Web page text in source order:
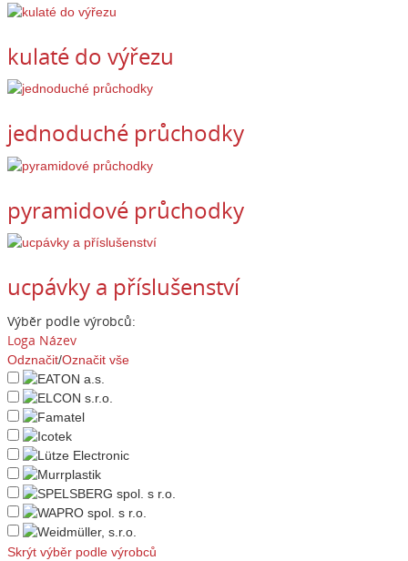
kulaté do výřezu
jednoduché průchodky
pyramidové průchodky
ucpávky a příslušenství
Výběr podle výrobců:
Loga Název
Odznačit/Označit vše
Skrýt výběr podle výrobců